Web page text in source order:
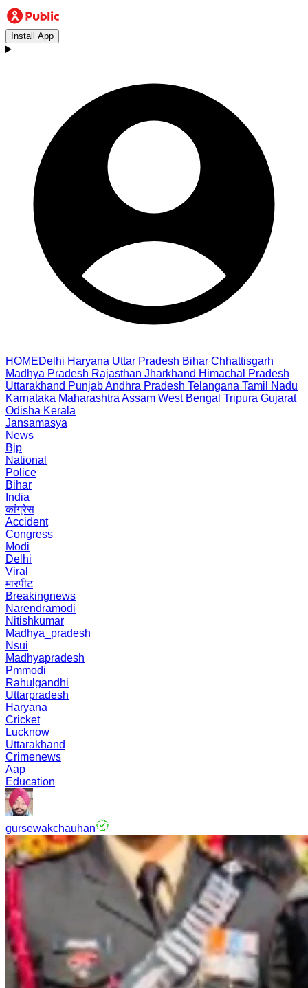
Install App
HOMEDelhi Haryana Uttar Pradesh Bihar Chhattisgarh
Madhya Pradesh Rajasthan Jharkhand Himachal Pradesh
Uttarakhand PunjabAndhra Pradesh Telangana Tamil Nadu
Karnataka Maharashtra Assam West Bengal Tripura Gujarat
Odisha Kerala
Jansamasya
News
Bjp
National
Police
Bihar
India
कांग्रेस
Accident
Congress
Modi
Delhi
Viral
मारपीट
Breakingnews
Narendramodi
Nitishkumar
Madhya_pradesh
Nsui
Madhyapradesh
Pmmodi
Rahulgandhi
Uttarpradesh
Haryana
Cricket
Lucknow
Uttarakhand
Crimenews
Aap
Education
gursewakchauhan